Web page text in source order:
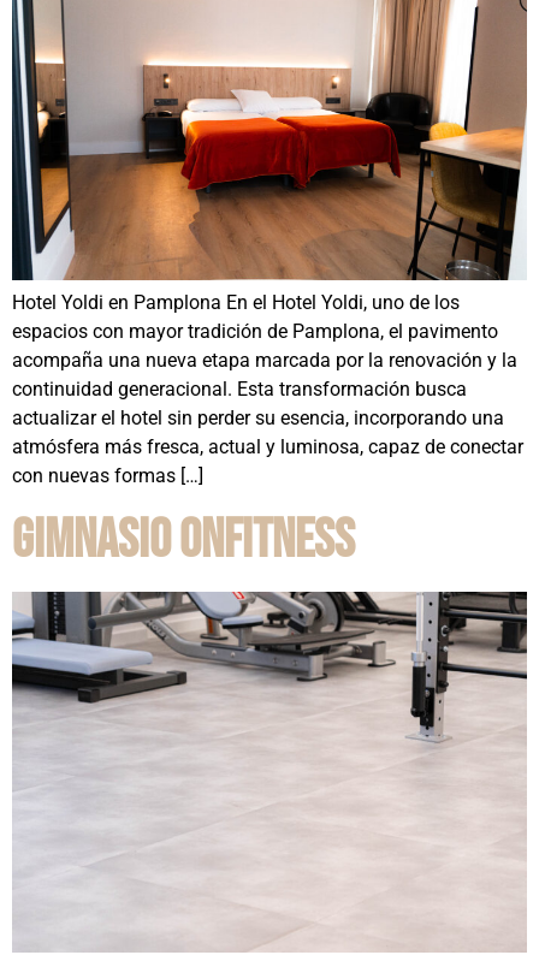
Hotel Yoldi en Pamplona En el Hotel Yoldi, uno de los
espacios con mayor tradición de Pamplona, el pavimento
acompaña una nueva etapa marcada por la renovación y la
continuidad generacional. Esta transformación busca
actualizar el hotel sin perder su esencia, incorporando una
atmósfera más fresca, actual y luminosa, capaz de conectar
con nuevas formas […]
Gimnasio Onfitness